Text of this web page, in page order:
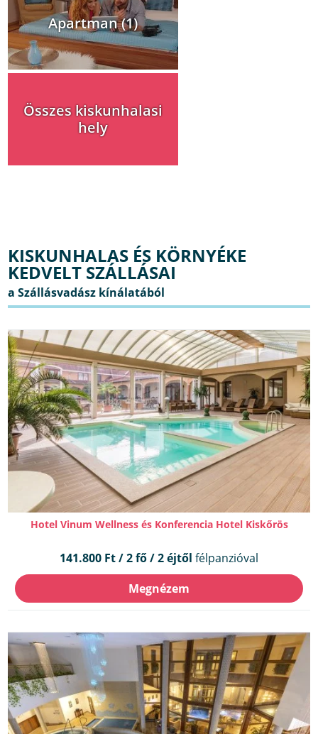
Apartman (1)
Összes kiskunhalasi
hely
KISKUNHALAS ÉS KÖRNYÉKE
KEDVELT SZÁLLÁSAI
Hotel Vinum Wellness és Konferencia Hotel Kiskőrös
141.800 Ft / 2 fő / 2 éjtől félpanzióval
Megnézem